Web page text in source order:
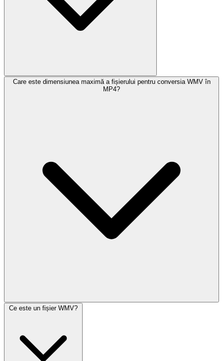
Care este dimensiunea maximă a fișierului pentru conversia WMV în
MP4?
Ce este un fișier WMV?